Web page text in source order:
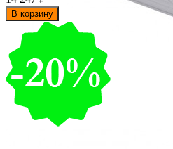
В корзину